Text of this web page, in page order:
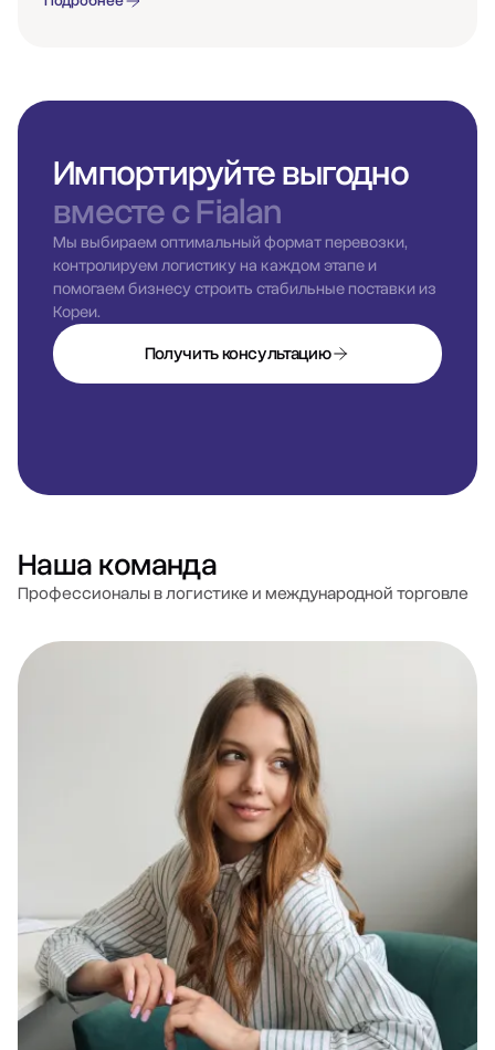
Импортируйте выгодно
вместе с Fialan
Мы выбираем оптимальный формат перевозки,
контролируем логистику на каждом этапе и
помогаем бизнесу строить стабильные поставки из
Кореи.
Получить консультацию
Наша команда
Профессионалы в логистике и международной торговле